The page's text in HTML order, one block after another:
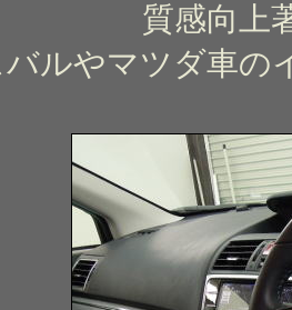
質感向上
ルやマツダ車の